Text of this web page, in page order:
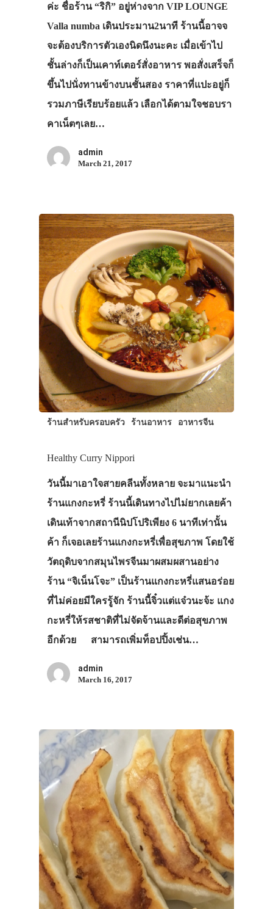
ค่ะ ชื่อร้าน “ริกิ” อยู่ห่างจาก VIP LOUNGE
Valla numba เดินประมาน2นาที ร้านนี้อาจจ
จะต้องบริการตัวเองนิดนึงนะคะ เมื่อเข้าไป
ชั้นล่างก็เป็นเคาท์เตอร์สั่งอาหาร พอสั่งเสร็จก็
ขึ้นไปนั่งทานข้างบนชั้นสอง ราคาที่แปะอยู่ก็
รวมภาษีเรียบร้อยแล้ว เลือกได้ตามใจชอบรา
คาเน็ตๆเลย…
admin
March 21, 2017
ร้านสำหรับครอบครัว ร้านอาหาร อาหารจีน
Healthy Curry Nippori
วันนี้มาเอาใจสายคลีนทั้งหลาย จะมาแนะนำ
ร้านแกงกะหรี่ ร้านนี้เดินทางไปไม่ยากเลยค้า
เดินเท้าจากสถานีนิปโปริเพียง 6 นาทีเท่านั้น
ค้า ก็เจอเลยร้านแกงกะหรี่เพื่อสุขภาพ โดยใช้
วัตถุดิบจากสมุนไพรจีนมาผสมผสานอย่าง
ร้าน “จิเน็นโจะ” เป็นร้านแกงกะหรี่แสนอร่อย
ที่ไม่ค่อยมีใครรู้จัก ร้านนี้จิ๋วแต่แจ๋วนะจ้ะ แกง
กะหรี่ให้รสชาติที่ไม่จัดจ้านและดีต่อสุขภาพ
อีกด้วย สามารถเพิ่มท็อปปิ้งเช่น…
admin
March 16, 2017